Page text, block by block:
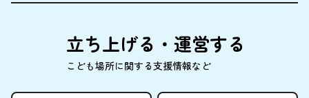
立ち上げる・ 運営する
こども場所に関する支援情報など